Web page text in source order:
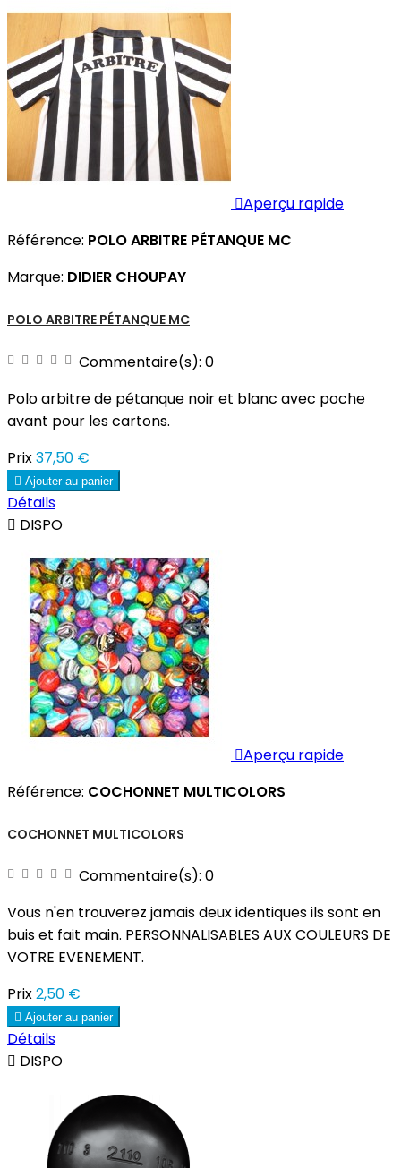
Aperçu rapide
Référence: POLO ARBITRE PÉTANQUE MC
Marque: DIDIER CHOUPAY
POLO ARBITRE PÉTANQUE MC
Commentaire(s): 0
Polo arbitre de pétanque noir et blanc avec poche
avant pour les cartons.
Prix37,50 €
 Ajouter au panier
Détails
 DISPO
Aperçu rapide
Référence: COCHONNET MULTICOLORS
COCHONNET MULTICOLORS
Commentaire(s): 0
Vous n'en trouverez jamais deux identiques ils sont en
buis et fait main. PERSONNALISABLES AUX COULEURS DE
VOTRE EVENEMENT.
Prix2,50 €
 Ajouter au panier
Détails
 DISPO